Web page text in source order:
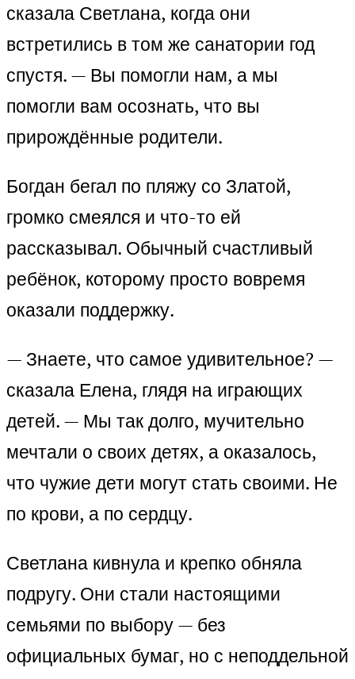
сказала Светлана, когда они
встретились в том же санатории год
спустя. — Вы помогли нам, а мы
помогли вам осознать, что вы
прирождённые родители.
Богдан бегал по пляжу со Златой,
громко смеялся и что-то ей
рассказывал. Обычный счастливый
ребёнок, которому просто вовремя
оказали поддержку.
— Знаете, что самое удивительное? —
сказала Елена, глядя на играющих
детей. — Мы так долго, мучительно
мечтали о своих детях, а оказалось,
что чужие дети могут стать своими. Не
по крови, а по сердцу.
Светлана кивнула и крепко обняла
подругу. Они стали настоящими
семьями по выбору — без
официальных бумаг, но с неподдельной